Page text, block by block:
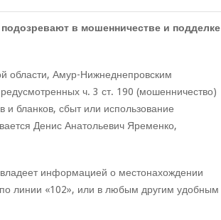
в мошенничестве и подделке
области, Амур-Нижнеднепровским
ч. 3 ст. 190 (мошенничество)
и бланков, сбыт или использование
Денис Анатольевич Яременко,
информацией о местонахождении
линии «102», или в любым другим удобным